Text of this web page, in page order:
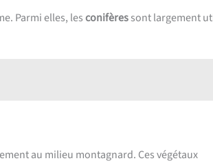
Parmi elles, lesconifèressont largement
au milieu montagnard. Ces végétaux